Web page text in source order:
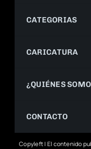
CATEGORIAS
CARICATURA
¿QUIÉNES
CONTACTO
Copyleft | El contenido